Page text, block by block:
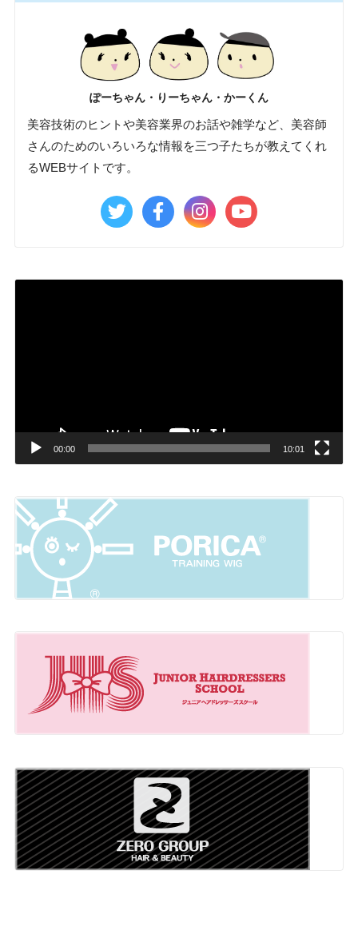
ぽーちゃん・りーちゃん・かーくん
美容技術のヒントや美容業界のお話や雑学など、美容師
さんのためのいろいろな情報を三つ子たちが教えてくれ
るWEBサイトです。
00:00 10:01